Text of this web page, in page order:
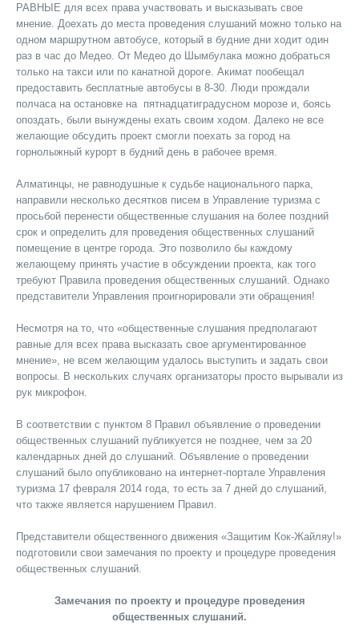
РАВНЫЕ для всех права участвовать и высказывать свое
мнение. Доехать до места проведения слушаний можно только на
одном маршрутном автобусе, который в будние дни ходит один
раз в час до Медео. От Медео до Шымбулака можно добраться
только на такси или по канатной дороге. Акимат пообещал
предоставить бесплатные автобусы в 8-30. Люди прождали
полчаса на остановке на пятнадцатиградусном морозе и, боясь
опоздать, были вынуждены ехать своим ходом. Далеко не все
желающие обсудить проект смогли поехать за город на
горнолыжный курорт в будний день в рабочее время.
Алматинцы, не равнодушные к судьбе национального парка,
направили несколько десятков писем в Управление туризма с
просьбой перенести общественные слушания на более поздний
срок и определить для проведения общественных слушаний
помещение в центре города. Это позволило бы каждому
желающему принять участие в обсуждении проекта, как того
требуют Правила проведения общественных слушаний. Однако
представители Управления проигнорировали эти обращения!
Несмотря на то, что «общественные слушания предполагают
равные для всех права высказать свое аргументированное
мнение», не всем желающим удалось выступить и задать свои
вопросы. В нескольких случаях организаторы просто вырывали из
рук микрофон.
В соответствии с пунктом 8 Правил объявление о проведении
общественных слушаний публикуется не позднее, чем за 20
календарных дней до слушаний. Объявление о проведении
слушаний было опубликовано на интернет-портале Управления
туризма 17 февраля 2014 года, то есть за 7 дней до слушаний,
что также является нарушением Правил.
Представители общественного движения «Защитим Кок-Жайляу!»
подготовили свои замечания по проекту и процедуре проведения
общественных слушаний.
Замечания по проекту и процедуре проведения
общественных слушаний.